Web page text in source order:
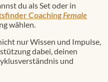
du als Set oder in
CoachingFemale
wählen.
nur Wissen und Impulse,
dabei, deinen
und